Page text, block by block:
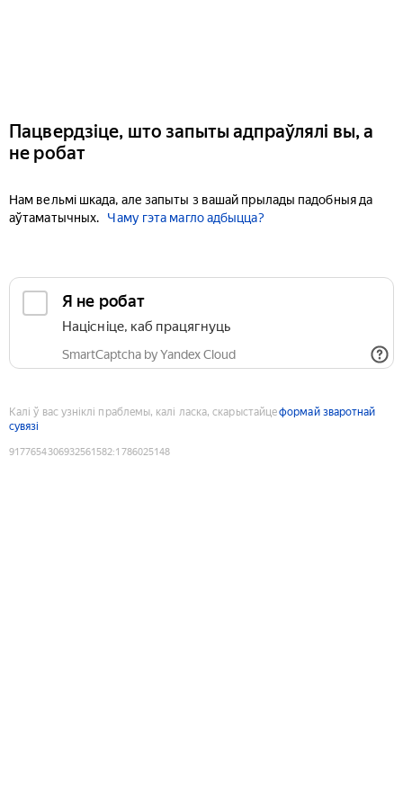
Пацвердзіце, што запыты адпраўлялі вы, а
не робат
Нам вельмі шкада, але запыты з вашай прылады падобныя да
аўтаматычных.
Чаму гэта магло адбыцца?
Я не робат
Націсніце, каб працягнуць
SmartCaptcha by Yandex Cloud
Калі ў вас узніклі праблемы, калі ласка, скарыстайцеформай зваротнай
сувязі
9177654306932561582:1786025148